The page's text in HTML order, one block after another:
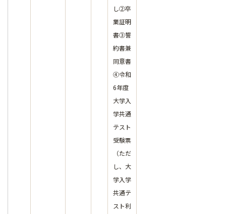
し②卒
業証明
書③誓
約書兼
同意書
④令和
6年度
大学入
学共通
テスト
受験票
（ただ
し、大
学入学
共通テ
スト利